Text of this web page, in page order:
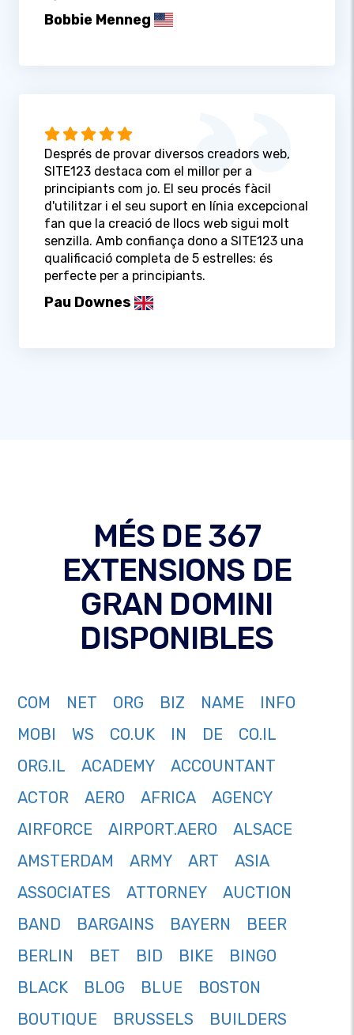
Bobbie Menneg
Després de provar diversos creadors web,
SITE123 destaca com el millor per a
principiants com jo. El seu procés fàcil
d'utilitzar i el seu suport en línia excepcional
fan que la creació de llocs web sigui molt
senzilla. Amb confiança dono a SITE123 una
qualificació completa de 5 estrelles: és
perfecte per a principiants.
Pau Downes
MÉS DE 367
EXTENSIONS DE
GRAN DOMINI
DISPONIBLES
COM NET ORG BIZ NAME
INFO
MOBI
WS CO.UK IN DE
CO.IL
ORG.IL
ACADEMY
ACCOUNTANT
ACTOR
AERO AFRICA
AGENCY
AIRFORCE
AIRPORT.AERO
ALSACE
AMSTERDAM
ARMY ART
ASIA
ASSOCIATES
ATTORNEY
AUCTION
BAND
BARGAINS BAYERN
BEER
BERLIN
BET BID BIKE
BINGO
BLACK
BLOG BLUE
BOSTON
BOUTIQUE
BRUSSELS
BUILDERS